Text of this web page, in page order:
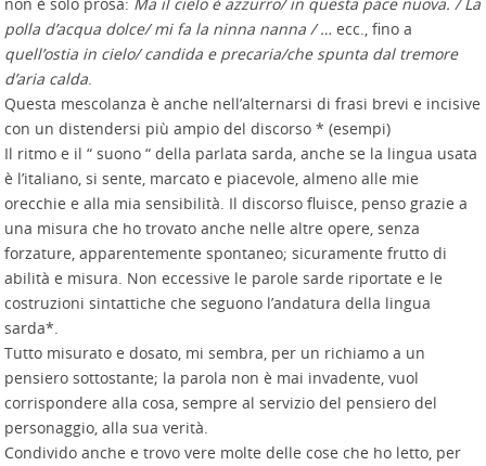
polla d’acqua dolce/ mi fa la ninna nanna / … ecc., fino a
quell’ostia in cielo/ candida e precaria/che spunta dal tremore
d’aria calda.
Questa mescolanza è anche nell’alternarsi di frasi brevi e incisive
con un distendersi più ampio del discorso * (esempi)
Il ritmo e il “ suono “ della parlata sarda, anche se la lingua usata
è l’italiano, si sente, marcato e piacevole, almeno alle mie
orecchie e alla mia sensibilità. Il discorso fluisce, penso grazie a
una misura che ho trovato anche nelle altre opere, senza
forzature, apparentemente spontaneo; sicuramente frutto di
abilità e misura. Non eccessive le parole sarde riportate e le
costruzioni sintattiche che seguono l’andatura della lingua
sarda*.
Tutto misurato e dosato, mi sembra, per un richiamo a un
pensiero sottostante; la parola non è mai invadente, vuol
corrispondere alla cosa, sempre al servizio del pensiero del
personaggio, alla sua verità.
Condivido anche e trovo vere molte delle cose che ho letto, per